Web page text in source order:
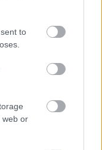
to
web or
az elsők
Email küldés